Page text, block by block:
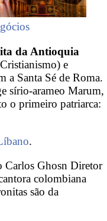
da Antioquia
e
a Santa Sé de Roma.
sírio-arameo Marum,
o primeiro patriarca:
.
Carlos Ghosn Diretor
colombiana
são da